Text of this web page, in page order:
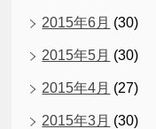
2015年6月 (30)
2015年5月 (30)
2015年4月 (27)
2015年3月 (30)